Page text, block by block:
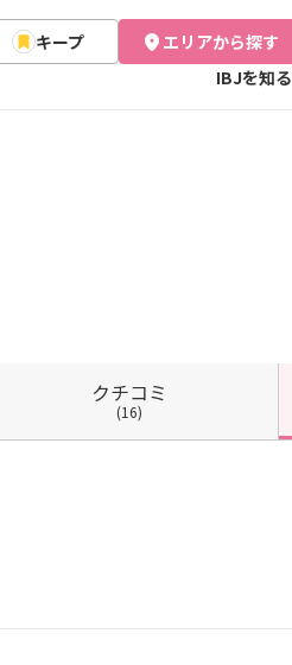
キープ エリアから探す
IBJを知る
クチコミ
(16)